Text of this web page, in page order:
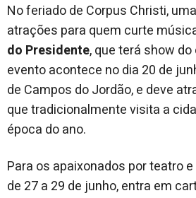
No feriado de Corpus Christi,
atrações para quem curte
do Presidente, que terá show
evento acontece no dia 20 de
de Campos do Jordão, e deve
que tradicionalmente visita a
época do ano.
Para os apaixonados por teatro
de 27 a 29 de junho, entra em